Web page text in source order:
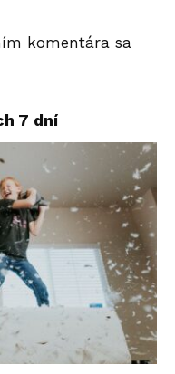
komentára sa
7 dní